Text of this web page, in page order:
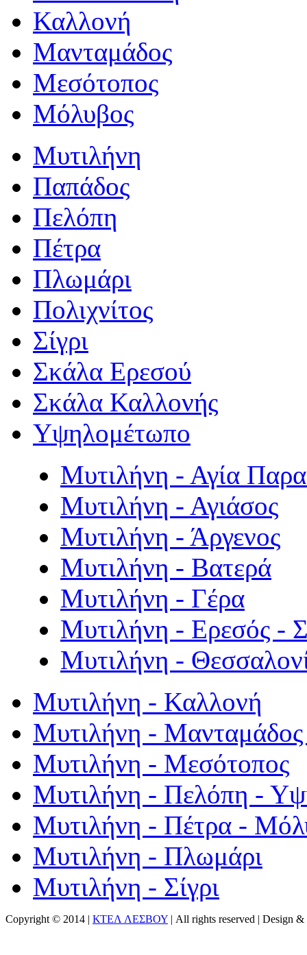
Καλλονή
Μανταμάδος
Μεσότοπος
Μόλυβος
Μυτιλήνη
Παπάδος
Πελόπη
Πέτρα
Πλωμάρι
Πολιχνίτος
Σίγρι
Σκάλα Ερεσού
Σκάλα Καλλονής
Υψηλομέτωπο
Μυτιλήνη - Αγία
Μυτιλήνη - Αγιάσος
Μυτιλήνη - Άργενος
Μυτιλήνη - Βατερά
Μυτιλήνη - Γέρα
Μυτιλήνη - Ερεσός -
Μυτιλήνη -
Μυτιλήνη - Καλλονή
Μυτιλήνη - Μανταμάδος
Μυτιλήνη - Μεσότοπος
Μυτιλήνη - Πελόπη -
Μυτιλήνη - Πέτρα -
Μυτιλήνη - Πλωμάρι
Μυτιλήνη - Σίγρι
Copyright © 2014 | ΚΤΕΛ ΛΕΣΒΟΥ | All rights reserved | Design &